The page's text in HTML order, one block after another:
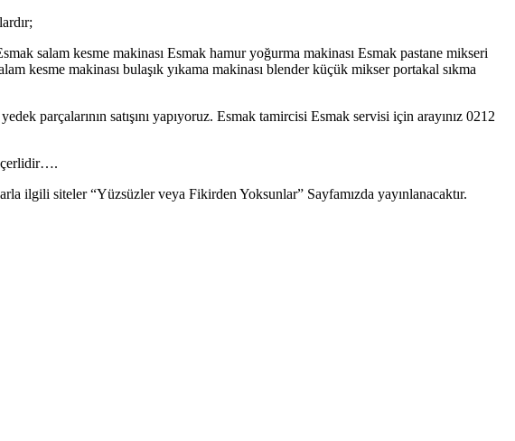
salam kesme makinası Esmak hamur yoğurma makinası Esmak pastane mikseri
kesme makinası bulaşık yıkama makinası blender küçük mikser portakal sıkma
parçalarının satışını yapıyoruz. Esmak tamircisi Esmak servisi için arayınız 0212
ilgili siteler “Yüzsüzler veya Fikirden Yoksunlar” Sayfamızda yayınlanacaktır.